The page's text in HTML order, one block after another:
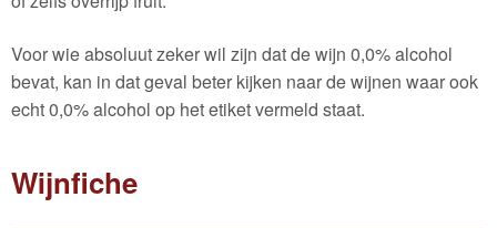
Voor wie absoluut zeker wil zijn dat de wijn 0,0% alcohol
bevat, kan in dat geval beter kijken naar de wijnen waar ook
echt 0,0% alcohol op het etiket vermeld staat.
Wijnfiche